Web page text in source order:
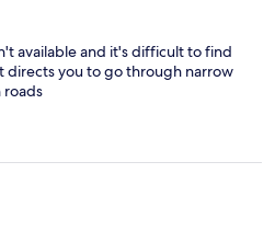
available and it's difficult to find
directs you to go through narrow
roads